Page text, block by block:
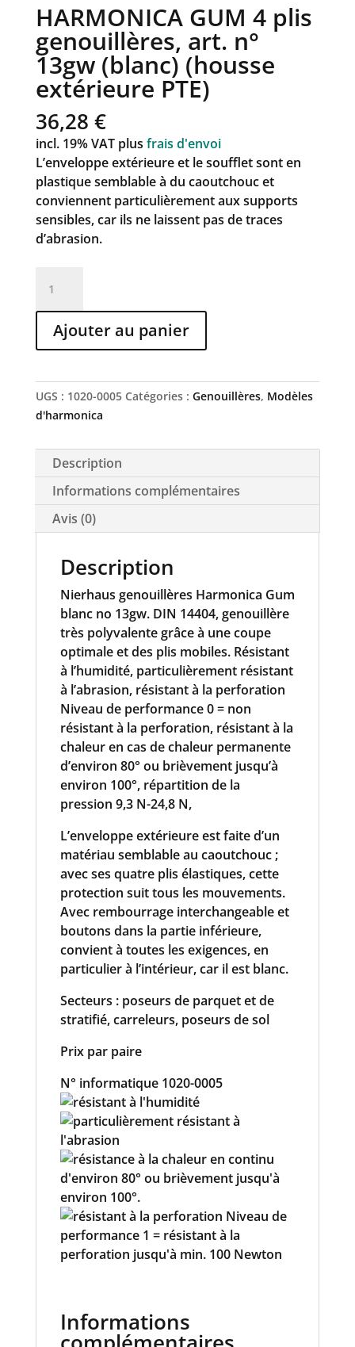
HARMONICA GUM 4 plis
genouillères, art. n°
13gw (blanc) (housse
extérieure PTE)
36,28 €
incl. 19% VAT plus frais d'envoi
L’enveloppe extérieure et le soufflet sont en
plastique semblable à du caoutchouc et
conviennent particulièrement aux supports
sensibles, car ils ne laissent pas de traces
d’abrasion.
HARMONICA
GUM
4
genouillères,
art.
13gw
(blanc)
(housse
extérieure
PTE)
Ajouter au panier
UGS : 1020-0005 Catégories : Genouillères, Modèles
d'harmonica
Description
Informations complémentaires
Avis (0)
Description
Nierhaus genouillères Harmonica Gum
blanc no 13gw. DIN 14404, genouillère
très polyvalente grâce à une coupe
optimale et des plis mobiles. Résistant
à l’humidité, particulièrement résistant
à l’abrasion, résistant à la perforation
Niveau de performance 0 = non
résistant à la perforation, résistant à la
chaleur en cas de chaleur permanente
d’environ 80° ou brièvement jusqu’à
environ 100°, répartition de la
pression 9,3 N-24,8 N,
L’enveloppe extérieure est faite d’un
matériau semblable au caoutchouc ;
avec ses quatre plis élastiques, cette
protection suit tous les mouvements.
Avec rembourrage interchangeable et
boutons dans la partie inférieure,
convient à toutes les exigences, en
particulier à l’intérieur, car il est blanc.
Secteurs : poseurs de parquet et de
stratifié, carreleurs, poseurs de sol
Prix par paire
N° informatique 1020-0005
Informations